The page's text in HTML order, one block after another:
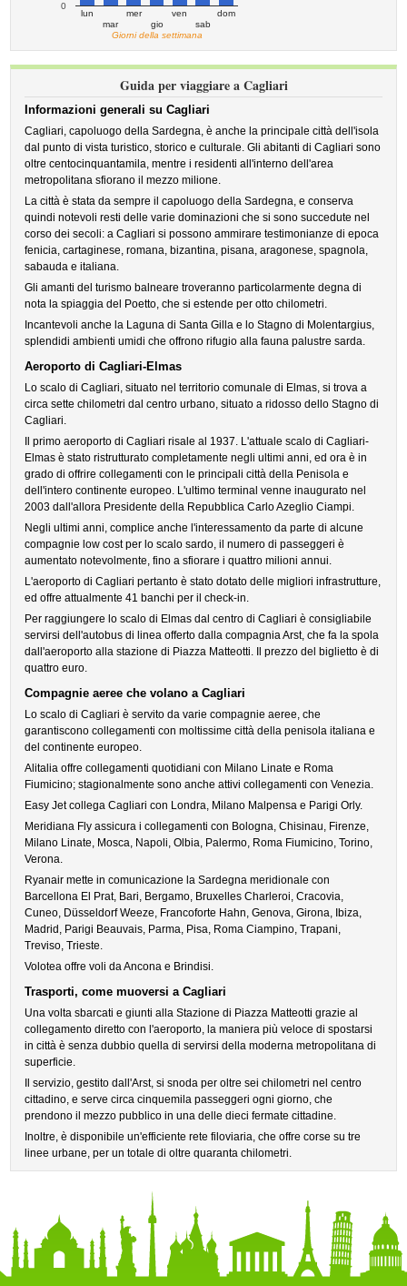
lun
mar
mer
gio
ven
sab
dom
0
Giorni della settimana
Guida per viaggiare a Cagliari
Informazioni generali su Cagliari
Cagliari, capoluogo della Sardegna, è anche la principale città dell'isola
dal punto di vista turistico, storico e culturale. Gli abitanti di Cagliari sono
oltre centocinquantamila, mentre i residenti all'interno dell'area
metropolitana sfiorano il mezzo milione.
La città è stata da sempre il capoluogo della Sardegna, e conserva
quindi notevoli resti delle varie dominazioni che si sono succedute nel
corso dei secoli: a Cagliari si possono ammirare testimonianze di epoca
fenicia, cartaginese, romana, bizantina, pisana, aragonese, spagnola,
sabauda e italiana.
Gli amanti del turismo balneare troveranno particolarmente degna di
nota la spiaggia del Poetto, che si estende per otto chilometri.
Incantevoli anche la Laguna di Santa Gilla e lo Stagno di Molentargius,
splendidi ambienti umidi che offrono rifugio alla fauna palustre sarda.
Aeroporto di Cagliari-Elmas
Lo scalo di Cagliari, situato nel territorio comunale di Elmas, si trova a
circa sette chilometri dal centro urbano, situato a ridosso dello Stagno di
Cagliari.
Il primo aeroporto di Cagliari risale al 1937. L'attuale scalo di Cagliari-
Elmas è stato ristrutturato completamente negli ultimi anni, ed ora è in
grado di offrire collegamenti con le principali città della Penisola e
dell'intero continente europeo. L'ultimo terminal venne inaugurato nel
2003 dall'allora Presidente della Repubblica Carlo Azeglio Ciampi.
Negli ultimi anni, complice anche l'interessamento da parte di alcune
compagnie low cost per lo scalo sardo, il numero di passeggeri è
aumentato notevolmente, fino a sfiorare i quattro milioni annui.
L'aeroporto di Cagliari pertanto è stato dotato delle migliori infrastrutture,
ed offre attualmente 41 banchi per il check-in.
Per raggiungere lo scalo di Elmas dal centro di Cagliari è consigliabile
servirsi dell'autobus di linea offerto dalla compagnia Arst, che fa la spola
dall'aeroporto alla stazione di Piazza Matteotti. Il prezzo del biglietto è di
quattro euro.
Compagnie aeree che volano a Cagliari
Lo scalo di Cagliari è servito da varie compagnie aeree, che
garantiscono collegamenti con moltissime città della penisola italiana e
del continente europeo.
Alitalia offre collegamenti quotidiani con Milano Linate e Roma
Fiumicino; stagionalmente sono anche attivi collegamenti con Venezia.
Easy Jet collega Cagliari con Londra, Milano Malpensa e Parigi Orly.
Meridiana Fly assicura i collegamenti con Bologna, Chisinau, Firenze,
Milano Linate, Mosca, Napoli, Olbia, Palermo, Roma Fiumicino, Torino,
Verona.
Ryanair mette in comunicazione la Sardegna meridionale con
Barcellona El Prat, Bari, Bergamo, Bruxelles Charleroi, Cracovia,
Cuneo, Düsseldorf Weeze, Francoforte Hahn, Genova, Girona, Ibiza,
Madrid, Parigi Beauvais, Parma, Pisa, Roma Ciampino, Trapani,
Treviso, Trieste.
Volotea offre voli da Ancona e Brindisi.
Trasporti, come muoversi a Cagliari
Una volta sbarcati e giunti alla Stazione di Piazza Matteotti grazie al
collegamento diretto con l'aeroporto, la maniera più veloce di spostarsi
in città è senza dubbio quella di servirsi della moderna metropolitana di
superficie.
Il servizio, gestito dall'Arst, si snoda per oltre sei chilometri nel centro
cittadino, e serve circa cinquemila passeggeri ogni giorno, che
prendono il mezzo pubblico in una delle dieci fermate cittadine.
Inoltre, è disponibile un'efficiente rete filoviaria, che offre corse su tre
linee urbane, per un totale di oltre quaranta chilometri.